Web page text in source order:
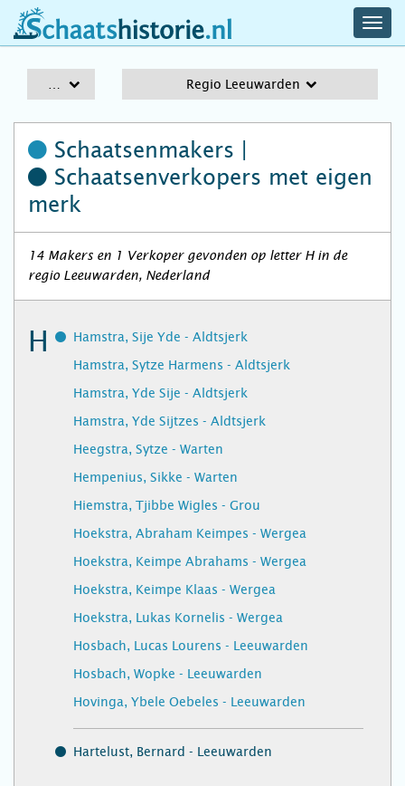
schaatshistorie.nl
Regio Leeuwarden
Schaatsenmakers |
Schaatsenverkopers met eigen
merk
14 Makers en 1 Verkoper gevonden op letter H in de
regio Leeuwarden, Nederland
H
Hamstra, Sije Yde - Aldtsjerk
Hamstra, Sytze Harmens - Aldtsjerk
Hamstra, Yde Sije - Aldtsjerk
Hamstra, Yde Sijtzes - Aldtsjerk
Heegstra, Sytze - Warten
Hempenius, Sikke - Warten
Hiemstra, Tjibbe Wigles - Grou
Hoekstra, Abraham Keimpes - Wergea
Hoekstra, Keimpe Abrahams - Wergea
Hoekstra, Keimpe Klaas - Wergea
Hoekstra, Lukas Kornelis - Wergea
Hosbach, Lucas Lourens - Leeuwarden
Hosbach, Wopke - Leeuwarden
Hovinga, Ybele Oebeles - Leeuwarden
Hartelust, Bernard - Leeuwarden